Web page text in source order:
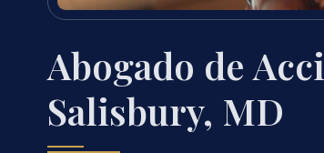
Abogado de
Salisbury, MD